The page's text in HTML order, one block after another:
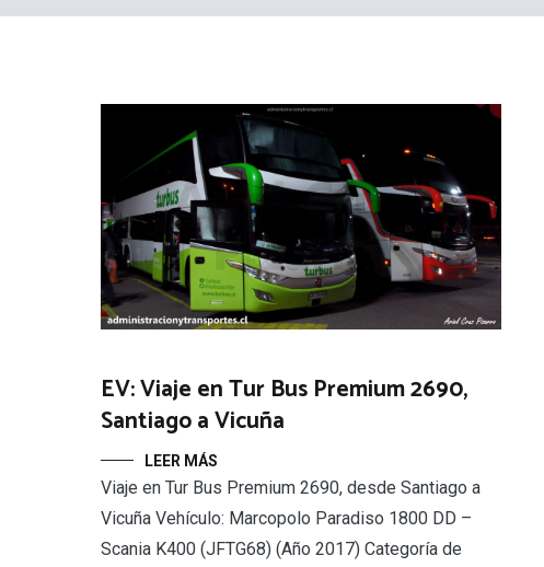
EV: Viaje en Tur Bus Premium 2690,
Santiago a Vicuña
LEER MÁS
Viaje en Tur Bus Premium 2690, desde Santiago a
Vicuña Vehículo: Marcopolo Paradiso 1800 DD –
Scania K400 (JFTG68) (Año 2017) Categoría de